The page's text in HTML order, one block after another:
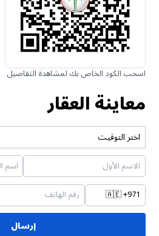
اسحب الكود الخاص بك لمشاهدة التفاصيل
معاينة العقار
اختر التوقيت
🇦🇪+971
إرسال